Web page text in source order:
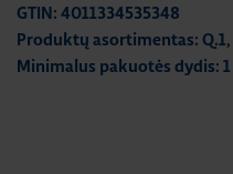
GTIN: 4011334535348
Produktų asortimentas: Q.1,
Minimalus pakuotės dydis: